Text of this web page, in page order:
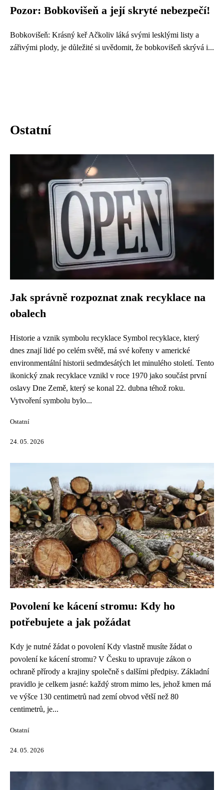
Pozor: Bobkovišeň a její skryté nebezpečí!
Bobkovišeň: Krásný keř Ačkoliv láká svými lesklými listy a
zářivými plody, je důležité si uvědomit, že bobkovišeň skrývá i...
Ostatní
Jak správně rozpoznat znak recyklace na
obalech
Historie a vznik symbolu recyklace Symbol recyklace, který
dnes znají lidé po celém světě, má své kořeny v americké
environmentální historii sedmdesátých let minulého století. Tento
ikonický znak recyklace vznikl v roce 1970 jako součást první
oslavy Dne Země, který se konal 22. dubna téhož roku.
Vytvoření symbolu bylo...
Ostatní
24. 05. 2026
Povolení ke kácení stromu: Kdy ho
potřebujete a jak požádat
Kdy je nutné žádat o povolení Kdy vlastně musíte žádat o
povolení ke kácení stromu? V Česku to upravuje zákon o
ochraně přírody a krajiny společně s dalšími předpisy. Základní
pravidlo je celkem jasné: každý strom mimo les, jehož kmen má
ve výšce 130 centimetrů nad zemí obvod větší než 80
centimetrů, je...
Ostatní
24. 05. 2026